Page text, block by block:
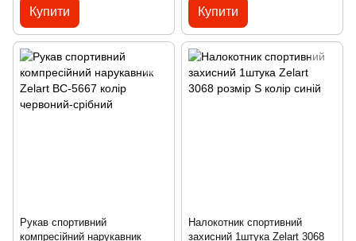
Купити Купити
Рукав спортивний
компресійний нарукавник
Налокотник спортивний
захисний 1штука Zelart 3068